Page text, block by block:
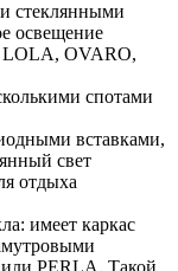
стеклянными
освещение
LOLA, OVARO,
спотами
вставками,
свет
отдыха
имеет каркас